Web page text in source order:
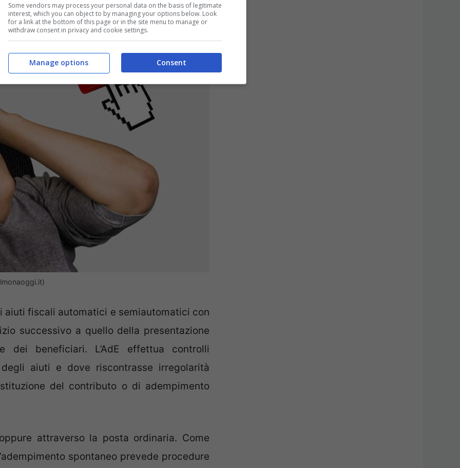
aiuti fiscali automatici e semiautomatici con
successivo a quello della presentazione
beneficiari. L’AdE effettua controlli
aiuti e dove riscontrasse irregolarità
del contributo o di adempimento
attraverso la posta ordinaria. Come
spontaneo prevede procedure
Some vendors may process your personal data on the basis of legitimate
interest, which you can object to by managing your options below. Look
for a link at the bottom of this page or in the site menu to manage or
withdraw consent in privacy and cookie settings.
Consent
Manage options